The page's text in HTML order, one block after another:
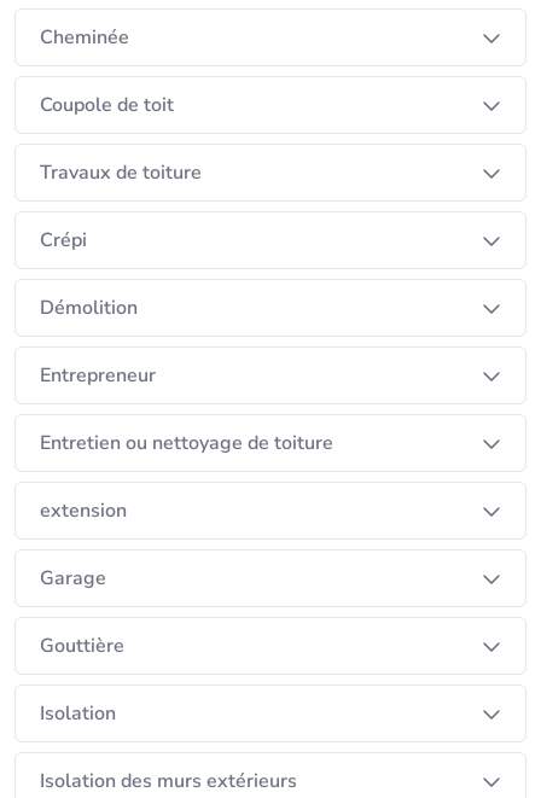
Notre souhait est votre satisfaction, c'est pour cela
que nous vous garantissons une réponse dans les
24H et une prise en main avec un service et une
qualité rapport qualité/prix digne de ce nom
Cheminée
Coupole de toit
Travaux de toiture
Crépi
Démolition
Entrepreneur
Entretien ou nettoyage de toiture
extension
Garage
Gouttière
Isolation
Isolation des murs extérieurs